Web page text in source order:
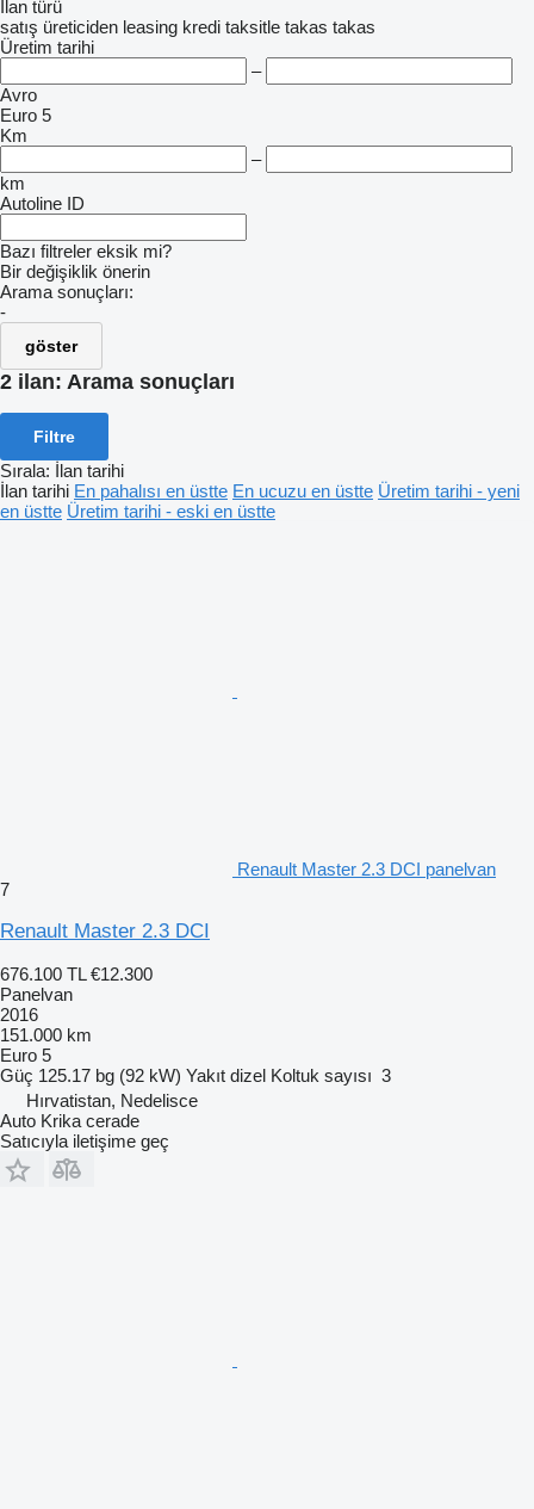
İlan türü
satış üreticiden leasing kredi taksitle takas takas
Üretim tarihi
–
Avro
Euro 5
Km
–
km
Autoline ID
Bazı filtreler eksik mi?
Bir değişiklik önerin
Arama sonuçları:
-
göster
2 ilan: Arama sonuçları
Filtre
Sırala: İlan tarihi
İlan tarihi En pahalısı en üstte En ucuzu en üstte Üretim tarihi - yeni
en üstte Üretim tarihi - eski en üstte
Renault Master 2.3 DCI panelvan
7
Renault Master 2.3 DCI
676.100 TL €12.300
Panelvan
2016
151.000 km
Euro 5
Güç 125.17 bg (92 kW) Yakıt dizel Koltuk sayısı 3
Hırvatistan, Nedelisce
Auto Krika cerade
Satıcıyla iletişime geç